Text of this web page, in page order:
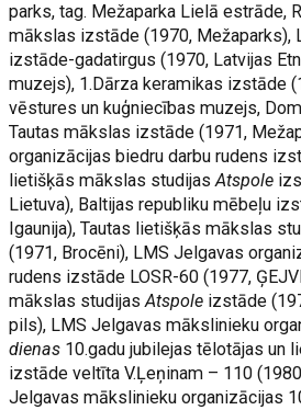
parks, tag. Mežaparka Lielā estrāde,
mākslas izstāde (1970, Mežaparks),
izstāde-gadatirgus (1970, Latvijas
muzejs), 1.Dārza keramikas izstāde
vēstures un kuģniecības muzejs,
Tautas mākslas izstāde (1971,
organizācijas biedru darbu rudens
lietišķās mākslas studijas Atspole
Lietuva), Baltijas republiku mēbeļu
Igaunija), Tautas lietišķās mākslas
(1971, Brocēni), LMS Jelgavas
rudens izstāde LOSR-60 (1977,
mākslas studijasAtspole izstāde
pils), LMS Jelgavas mākslinieku
dienas 10.gadu jubilejas tēlotājas un
izstāde veltīta V.Ļeņinam – 110
Jelgavas mākslinieku organizācijas